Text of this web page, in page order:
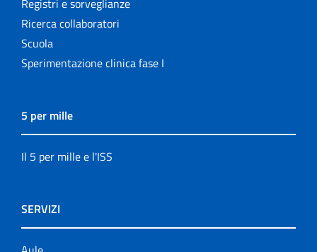
Registri e sorveglianze
Ricerca collaboratori
Scuola
Sperimentazione clinica fase I
5 per mille
Il 5 per mille e l'ISS
SERVIZI